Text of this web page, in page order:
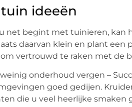
ideeën
u net begint met tuinieren,
daarvan klein en plant
vertrouwd te raken met de
onderhoud vergen –
goed gedijen.
die u veel heerlijke smaken